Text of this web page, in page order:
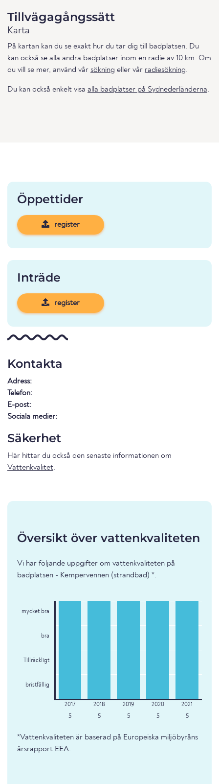
Tillvägagångssätt
Karta
På kartan kan du se exakt hur du tar dig till badplatsen. Du
kan också se alla andra badplatser inom en radie av 10 km. Om
du vill se mer, använd vår sökning eller vår radiesökning.
Du kan också enkelt visa alla badplatser på Sydnederländerna.
Öppettider
register
Inträde
register
Kontakta
Adress:
Telefon:
E-post:
Sociala medier:
Säkerhet
Här hittar du också den senaste informationen om
Vattenkvalitet.
Översikt över vattenkvaliteten
Vi har följande uppgifter om vattenkvaliteten på
badplatsen - Kempervennen (strandbad) *.
mycket bra
bra
Tillräckligt
bristfällig
5 5 5 5 5
*Vattenkvaliteten är baserad på Europeiska miljöbyråns
årsrapport EEA.